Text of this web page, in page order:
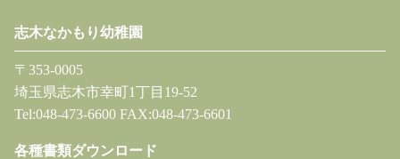
志木なかもり幼稚園
〒353-0005
埼玉県志木市幸町1丁目19-52
Tel:048-473-6600 FAX:048-473-6601
各種書類ダウンロード